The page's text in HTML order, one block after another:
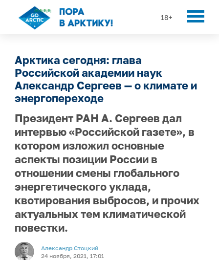
18+
Арктика сегодня: глава
Российской академии наук
Александр Сергеев — о климате и
энергопереходе
Президент РАН А. Сергеев дал
интервью «Российской газете», в
котором изложил основные
аспекты позиции России в
отношении смены глобального
энергетического уклада,
квотирования выбросов, и прочих
актуальных тем климатической
повестки.
Александр Стоцкий
24 ноября, 2021, 17:01